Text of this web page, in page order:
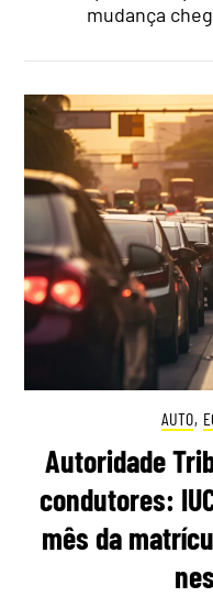
mudança
AUTO,
Autoridade
condutores:
mês da